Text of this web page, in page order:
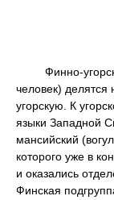
Финно-
человек)
угорскую. К
языки Западной
мансийский
которого уже в
и оказались
Финская